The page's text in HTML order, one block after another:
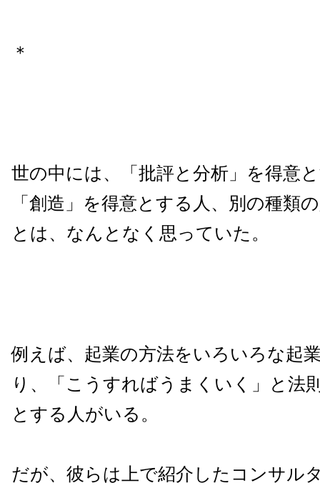
＊
世の中には、「批評と分析」を得意
「創造」を得意とする人、別の種類
とは、なんとなく思っていた。
例えば、起業の方法をいろいろな起
り、「こうすればうまくいく」と法
とする人がいる。
だが、彼らは上で紹介したコンサル